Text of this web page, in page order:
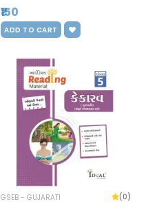
₹150
ADD TO CART
GSEB - GUJARATI (0)